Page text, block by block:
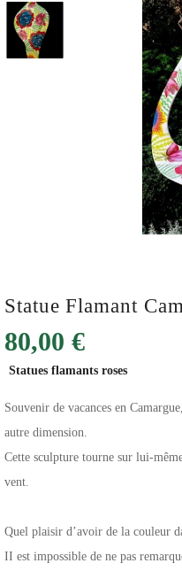
Statue Flamant
80,00 €
Statues flamants roses
Souvenir de vacances en Camargue,
autre dimension.
Cette sculpture tourne sur lui-
vent.
Quel plaisir d’avoir de la couleur
II est impossible de ne pas